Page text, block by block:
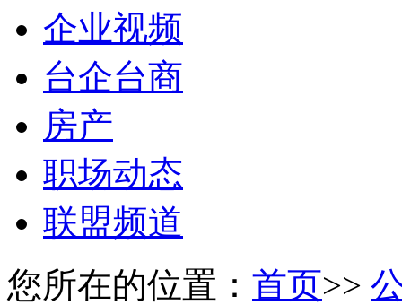
企业视频
台企台商
房产
职场动态
联盟频道
您所在的位置： 首页>>